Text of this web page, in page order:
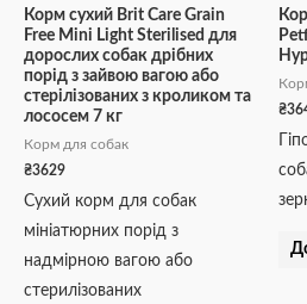
Корм сухий Brit Care Grain
Free Mini Light Sterilised для
дорослих собак дрібних
порід з зайвою вагою або
стерілізованих з кроликом та
лососем 7 кг
Корм для собак
₴3629
Сухий корм для собак
мініатюрних порід з
надмірною вагою або
стерилізованих
₴